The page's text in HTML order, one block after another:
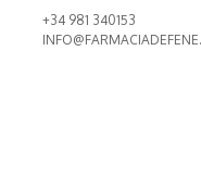
+34 981 340153